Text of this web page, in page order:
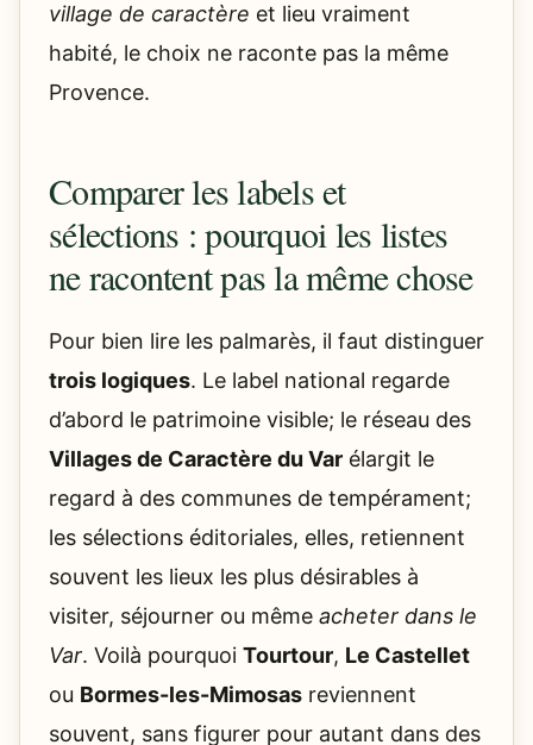
village de caractère et lieu vraiment
habité, le choix ne raconte pas la même
Provence.
Comparer les labels et
sélections : pourquoi les listes
ne racontent pas la même chose
Pour bien lire les palmarès, il faut distinguer
trois logiques. Le label national regarde
d’abord le patrimoine visible; le réseau des
Villages de Caractère du Var élargit le
regard à des communes de tempérament;
les sélections éditoriales, elles, retiennent
souvent les lieux les plus désirables à
visiter, séjourner ou même acheter dans le
Var. Voilà pourquoi Tourtour, Le Castellet
ou Bormes-les-Mimosas reviennent
souvent, sans figurer pour autant dans des